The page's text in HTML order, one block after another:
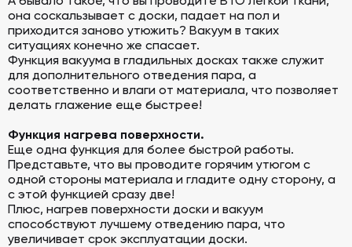
она соскальзывает с доски, падает на пол и
приходится заново утюжить? Вакуум в таких
ситуациях конечно же спасает.
Функция вакуума в гладильных досках также служит
для дополнительного отведения пара, а
соответственно и влаги от материала, что позволяет
делать глажение еще быстрее!
Функция нагрева поверхности.
Еще одна функция для более быстрой работы.
Представьте, что вы проводите горячим утюгом с
одной стороны материала и гладите одну сторону, а
с этой функцией сразу две! ⠀
Плюс, нагрев поверхности доски и вакуум
способствуют лучшему отведению пара, что
увеличивает срок эксплуатации доски. ⠀